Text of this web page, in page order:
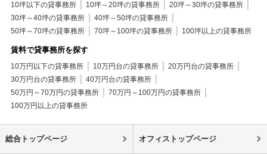
10坪以下の貸事務所 10坪～20坪の貸事務所
20坪～30坪の貸事務所
30坪～40坪の貸事務所
40坪～50坪の貸事務所
50坪～70坪の貸事務所
70坪～100坪の貸事務所 100坪以上の貸事務所
賃料で貸事務所を探す
10万円以下の貸事務所 10万円台の貸事務所
20万円台の貸事務所
30万円台の貸事務所
40万円台の貸事務所
50万円～70万円の貸事務所
70万円～100万円の貸事務所
100万円以上の貸事務所
総合トップページ オフィストップページ